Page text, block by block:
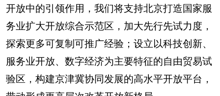
开放中的引领作用，我们将支持北京打造国家服
务业扩大开放综合示范区，加大先行先试力度，
探索更多可复制可推广经验；设立以科技创新、
服务业开放、数字经济为主要特征的自由贸易试
验区，构建京津冀协同发展的高水平开放平台，